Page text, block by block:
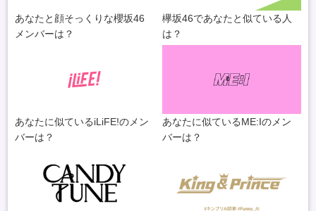
あなたと顔そっくりな櫻坂46
メンバーは？
欅坂46であなたと似ている人
は？
あなたに似ているiLiFE!のメン
バーは？
あなたに似ているME:Iのメン
バーは？